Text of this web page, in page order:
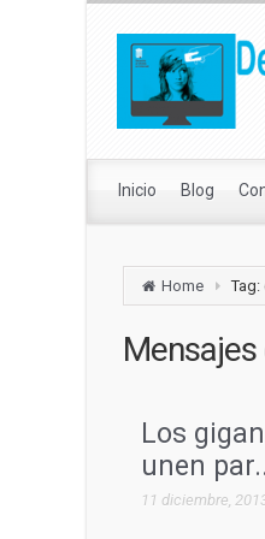
Inicio Blog
Home
Los
unen
11 diciembre,